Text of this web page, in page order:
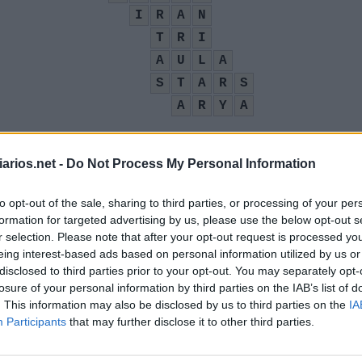
- Do Not Process My Personal Information
opt-out of the sale, sharing to third parties, or processing of your
for targeted advertising by us, please use the below opt-out
selection. Please note that after your opt-out request is processed
interest-based ads based on personal information utilized by us
to third parties prior to your opt-out. You may separately
of your personal information by third parties on the IAB’s list of
This information may also be disclosed by us to third parties on the
Participants that may further disclose it to other third parties.
I
R A
N
T
R
I
A
U L
A
S
T A R
S
A
R Y A
do cerrado:
Williams